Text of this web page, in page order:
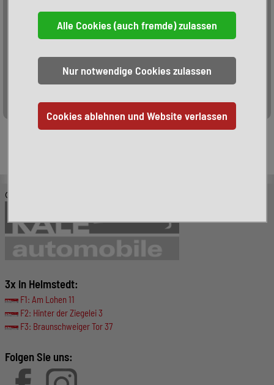
Sortieren:
© KALE-Automobile GmbH
3x in Helmstedt:
F1: Am Lohen 11
F2: Hinter der Ziegelei 3
F3: Braunschweiger Tor 37
Folgen Sie uns: